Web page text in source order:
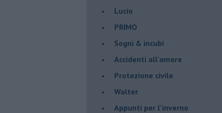
Lucio
PRIMO
Sogni & incubi
Accidenti all’amore
Protezione civile
Walter
Appunti per l'inverno